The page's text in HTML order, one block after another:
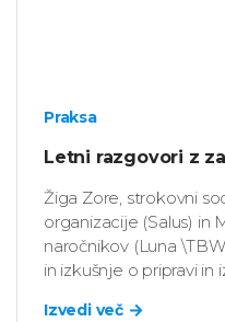
Praksa
Letni razgovori z
Žiga Zore, strokovni
organizacije (Salus) in
naročnikov (Luna
in izkušnje o pripravi in
Izvedi več